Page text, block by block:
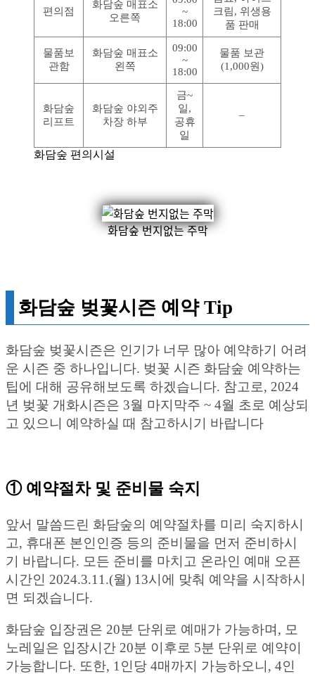
편의점
화담숲 매표소
오른쪽
~
18:00
크림, 위생용
품 판매
물품보
관함
화담숲 매표소
왼쪽
09:00
~
18:00
물품 보관
(1,000원)
화담숲
리프트
화담숲 야외주
차장 하부
금~
일,
공휴
일
–
화담숲 편의시설
화담숲 번지없는 주막
화담숲 벚꽃시즌 예약 Tip
화담숲 벚꽃시즌은 인기가 너무 많아 예약하기 어려
운 시즌 중 하나입니다. 벚꽃 시즌 화담숲 예약하는
팁에 대해 공유해보도록 하겠습니다. 참고로, 2024
년 벚꽃 개화시즌은 3월 마지막주 ~ 4월 초로 예상되
고 있으니 예약하실 때 참고하시기 바랍니다
① 예약절차 및 준비물 숙지
앞서 말씀드린 화담숲의 예약절차를 미리 숙지하시
고, 휴대폰 본인인증 등의 준비물을 먼저 준비하시
기 바랍니다. 모든 준비를 마치고 온라인 예매 오픈
시간인 2024.3.11.(월) 13시에 맞춰 예약을 시작하시
면 되겠습니다.
화담숲 입장권은 20분 단위로 예매가 가능하며, 모
노레일은 입장시간 20분 이후로 5분 단위로 예약이
가능합니다. 또한, 1인당 4매까지 가능하오니, 4인